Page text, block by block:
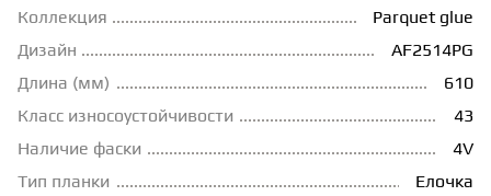
НАЛИВНОЙ ПОЛ
ГРУНТОВКИ
Коллекция
Parquet glue
Дизайн
AF2514PG
Длина (мм)
610
Класс износоустойчивости
43
Наличие фаски
4V
Тип планки
Елочка